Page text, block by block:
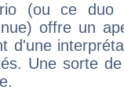
(ou ce duo
offre un
d'une
Une sorte